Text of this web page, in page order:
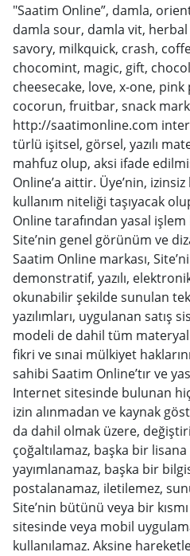
"Saatim Online”, damla,
damla sour, damla vit,
savory, milkquick, crash,
chocomint, magic, gift,
cheesecake, love, x-one,
cocorun, fruitbar, snack
http://saatimonline.com
türlü işitsel, görsel, yazılı
mahfuz olup, aksi ifade
Online’a aittir. Üye’nin, izinsiz
kullanım niteliği taşıyacak
Online tarafından yasal
Site’nin genel görünüm ve
Saatim Online markası,
demonstratif, yazılı,
okunabilir şekilde sunulan
yazılımları, uygulanan satış
modeli de dahil tüm
fikri ve sınai mülkiyet
sahibi Saatim Online’tır ve
Internet sitesinde bulunan
izin alınmadan ve kaynak
da dahil olmak üzere,
çoğaltılamaz, başka bir
yayımlanamaz, başka bir
postalanamaz, iletilemez,
Site’nin bütünü veya bir
sitesinde veya mobil
kullanılamaz. Aksine